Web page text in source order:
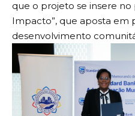
que o projeto se insere
Impacto”, que aposta em
desenvolvimento